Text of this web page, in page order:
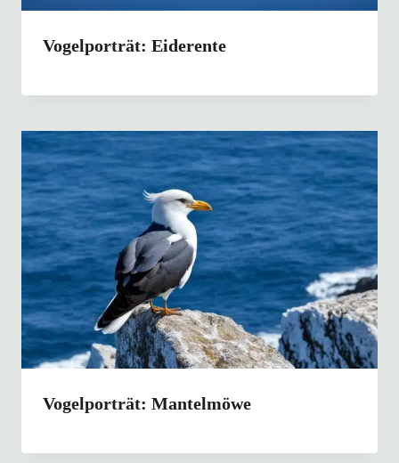
Vogelporträt: Eiderente
Vogelporträt: Mantelmöwe